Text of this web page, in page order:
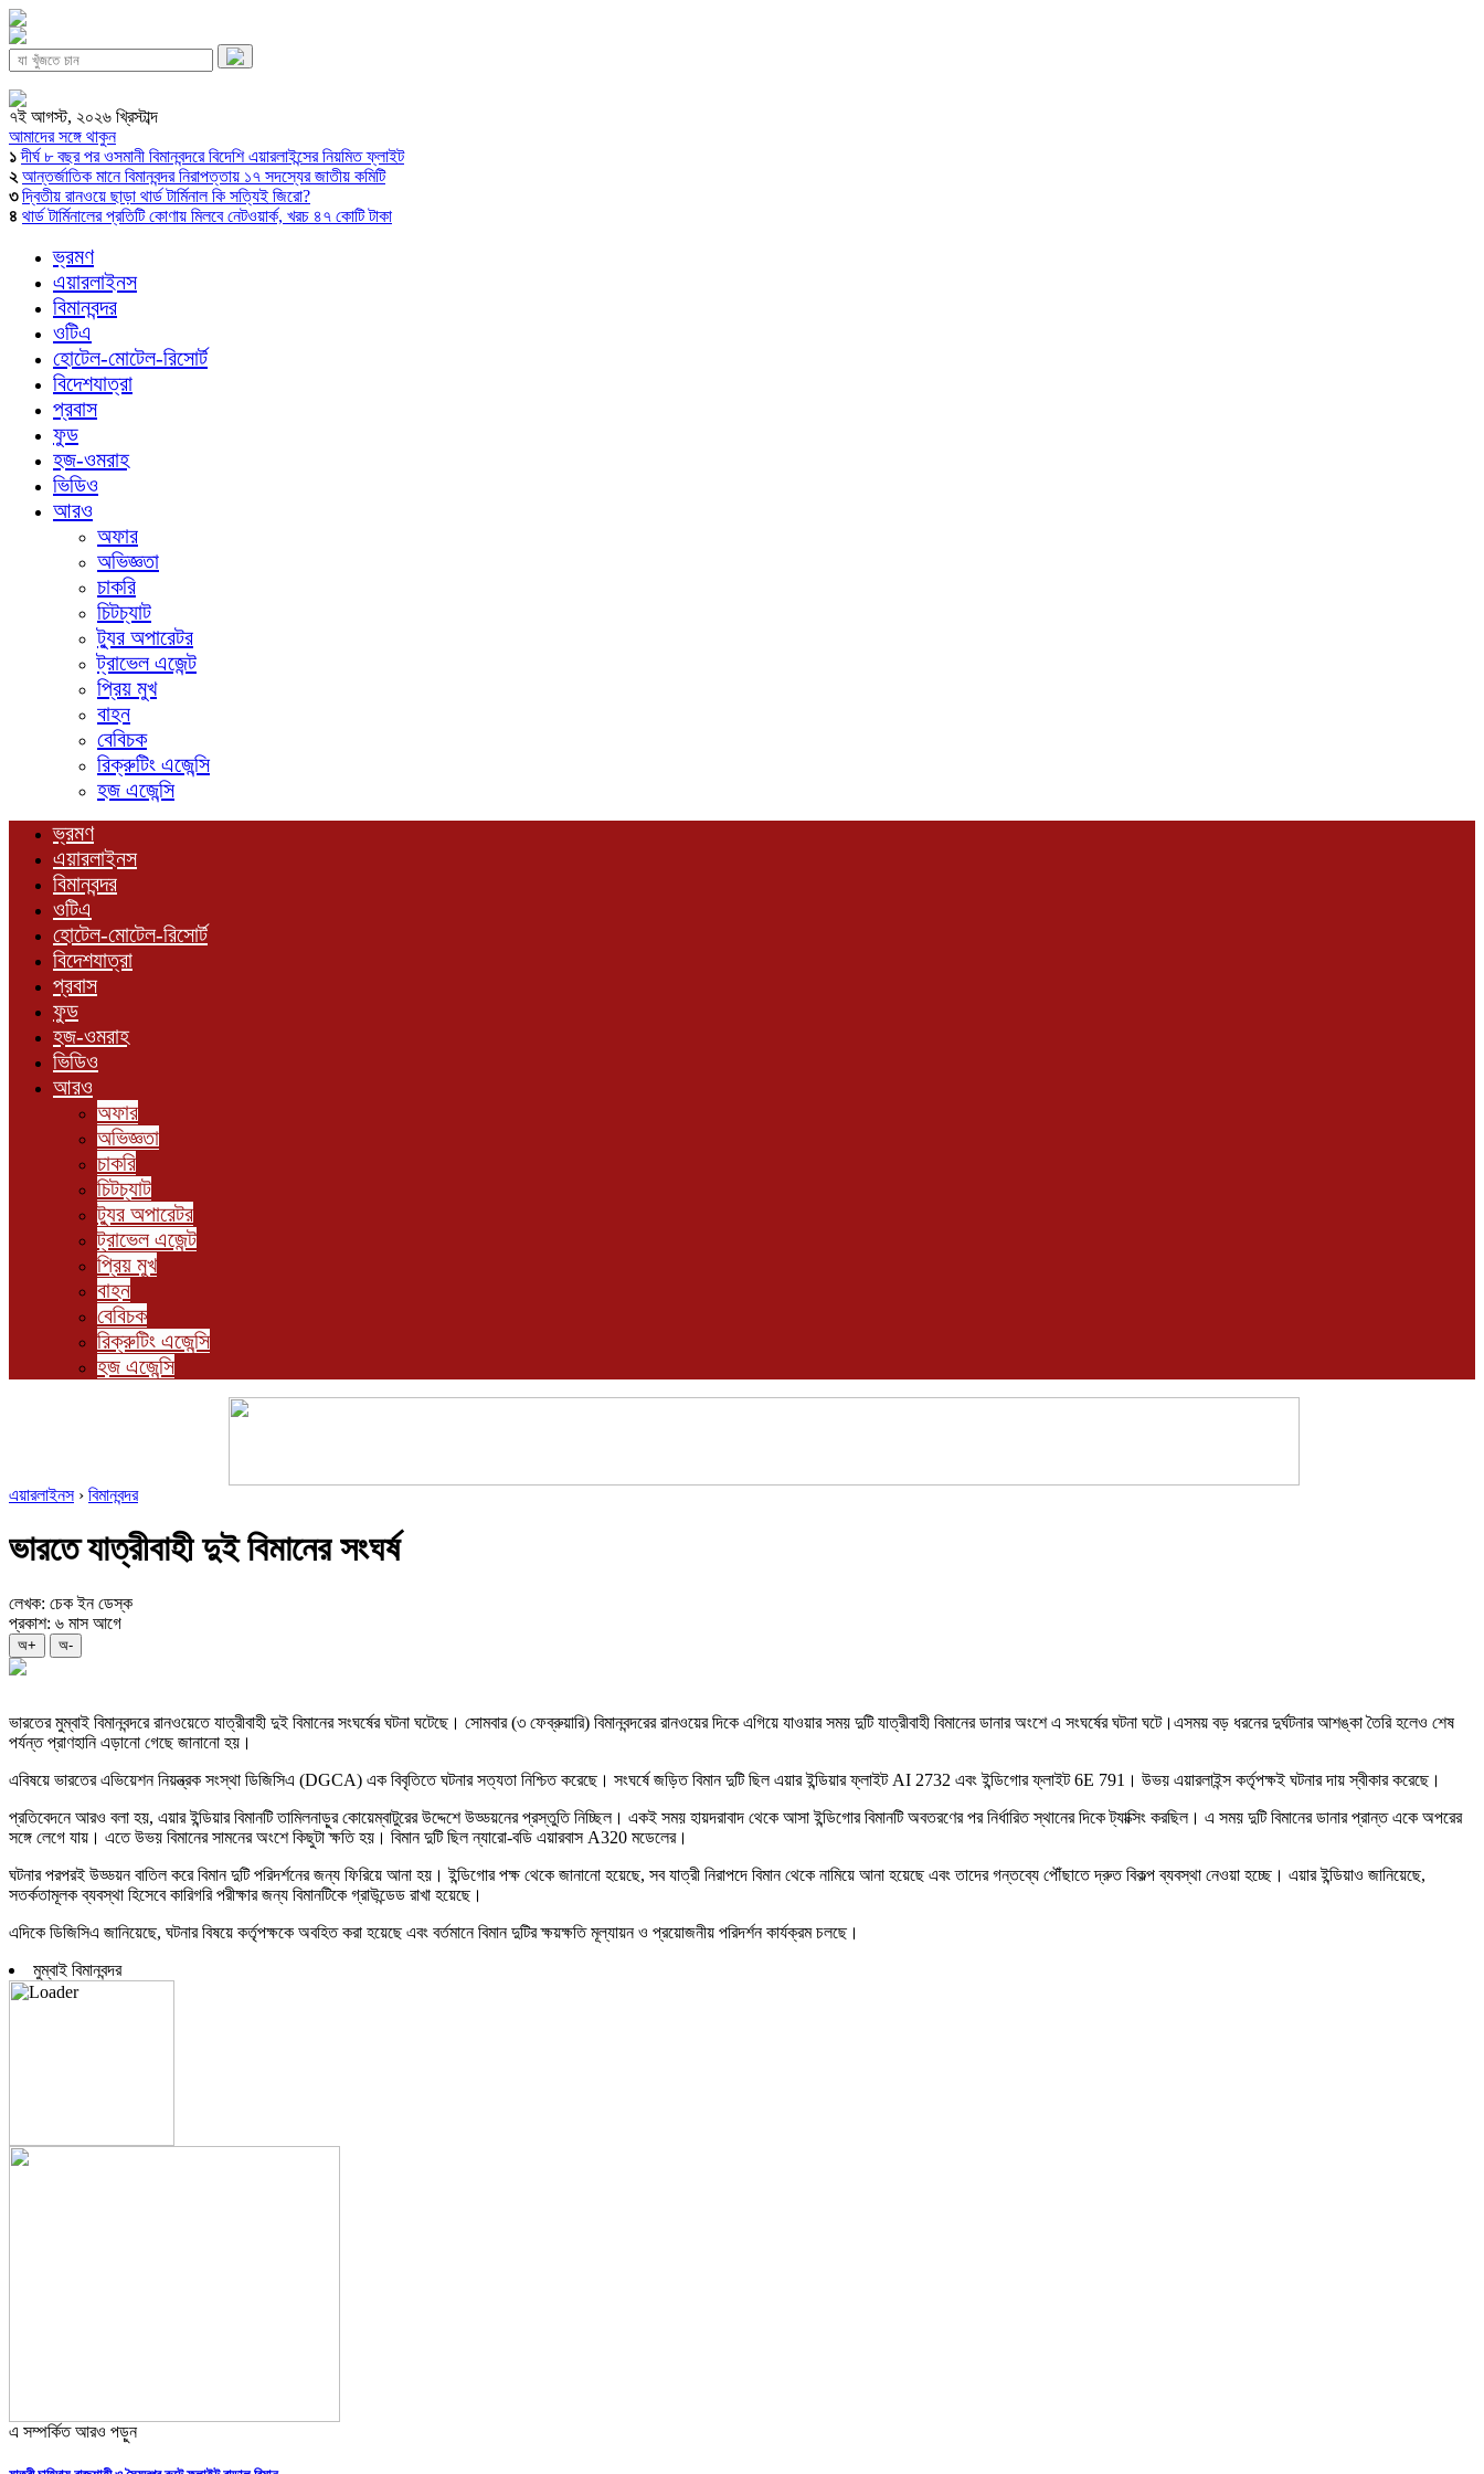
৭ই আগস্ট, ২০২৬ খ্রিস্টাব্দ
আমাদের সঙ্গে থাকুন
১ দীর্ঘ ৮ বছর পর ওসমানী বিমানবন্দরে বিদেশি এয়ারলাইন্সের নিয়মিত ফ্লাইট
২ আন্তর্জাতিক মানে বিমানবন্দর নিরাপত্তায় ১৭ সদস্যের জাতীয় কমিটি
৩ দ্বিতীয় রানওয়ে ছাড়া থার্ড টার্মিনাল কি সত্যিই জিরো?
৪ থার্ড টার্মিনালের প্রতিটি কোণায় মিলবে নেটওয়ার্ক, খরচ ৪৭ কোটি টাকা
ভ্রমণ
এয়ারলাইনস
বিমানবন্দর
ওটিএ
হোটেল-মোটেল-রিসোর্ট
বিদেশযাত্রা
প্রবাস
ফুড
হজ-ওমরাহ
ভিডিও
আরও
অফার
অভিজ্ঞতা
চাকরি
চিটচ্যাট
ট্যুর অপারেটর
ট্রাভেল এজেন্ট
প্রিয় মুখ
বাহন
বেবিচক
রিক্রুটিং এজেন্সি
হজ এজেন্সি
ভ্রমণ
এয়ারলাইনস
বিমানবন্দর
ওটিএ
হোটেল-মোটেল-রিসোর্ট
বিদেশযাত্রা
প্রবাস
ফুড
হজ-ওমরাহ
ভিডিও
আরও
অফার
অভিজ্ঞতা
চাকরি
চিটচ্যাট
ট্যুর অপারেটর
ট্রাভেল এজেন্ট
প্রিয় মুখ
বাহন
বেবিচক
রিক্রুটিং এজেন্সি
হজ এজেন্সি
এয়ারলাইনস› বিমানবন্দর
ভারতে যাত্রীবাহী দুই বিমানের সংঘর্ষ
লেখক: চেক ইন ডেস্ক
প্রকাশ: ৬ মাস আগে
অ+ অ-
ভারতের মুম্বাই বিমানবন্দরে রানওয়েতে যাত্রীবাহী দুই বিমানের সংঘর্ষের ঘটনা ঘটেছে। সোমবার (৩ ফেব্রুয়ারি) বিমানবন্দরের রানওয়ের দিকে এগিয়ে যাওয়ার সময় দুটি যাত্রীবাহী বিমানের ডানার অংশে এ সংঘর্ষের ঘটনা ঘটে।এসময় বড় ধরনের দুর্ঘটনার আশঙ্কা তৈরি হলেও শেষ
পর্যন্ত প্রাণহানি এড়ানো গেছে জানানো হয়।
এবিষয়ে ভারতের এভিয়েশন নিয়ন্ত্রক সংস্থা ডিজিসিএ (DGCA) এক বিবৃতিতে ঘটনার সত্যতা নিশ্চিত করেছে। সংঘর্ষে জড়িত বিমান দুটি ছিল এয়ার ইন্ডিয়ার ফ্লাইট AI 2732 এবং ইন্ডিগোর ফ্লাইট 6E 791। উভয় এয়ারলাইন্স কর্তৃপক্ষই ঘটনার দায় স্বীকার করেছে।
প্রতিবেদনে আরও বলা হয়, এয়ার ইন্ডিয়ার বিমানটি তামিলনাড়ুর কোয়েম্বাটুরের উদ্দেশে উড্ডয়নের প্রস্তুতি নিচ্ছিল। একই সময় হায়দরাবাদ থেকে আসা ইন্ডিগোর বিমানটি অবতরণের পর নির্ধারিত স্থানের দিকে ট্যাক্সিং করছিল। এ সময় দুটি বিমানের ডানার প্রান্ত একে অপরের
সঙ্গে লেগে যায়। এতে উভয় বিমানের সামনের অংশে কিছুটা ক্ষতি হয়। বিমান দুটি ছিল ন্যারো-বডি এয়ারবাস A320 মডেলের।
ঘটনার পরপরই উড্ডয়ন বাতিল করে বিমান দুটি পরিদর্শনের জন্য ফিরিয়ে আনা হয়। ইন্ডিগোর পক্ষ থেকে জানানো হয়েছে, সব যাত্রী নিরাপদে বিমান থেকে নামিয়ে আনা হয়েছে এবং তাদের গন্তব্যে পৌঁছাতে দ্রুত বিকল্প ব্যবস্থা নেওয়া হচ্ছে। এয়ার ইন্ডিয়াও জানিয়েছে,
সতর্কতামূলক ব্যবস্থা হিসেবে কারিগরি পরীক্ষার জন্য বিমানটিকে গ্রাউন্ডেড রাখা হয়েছে।
এদিকে ডিজিসিএ জানিয়েছে, ঘটনার বিষয়ে কর্তৃপক্ষকে অবহিত করা হয়েছে এবং বর্তমানে বিমান দুটির ক্ষয়ক্ষতি মূল্যায়ন ও প্রয়োজনীয় পরিদর্শন কার্যক্রম চলছে।
মুম্বাই বিমানবন্দর
এ সম্পর্কিত আরও পড়ুন